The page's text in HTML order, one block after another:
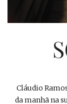
Cláudio
da manhã na